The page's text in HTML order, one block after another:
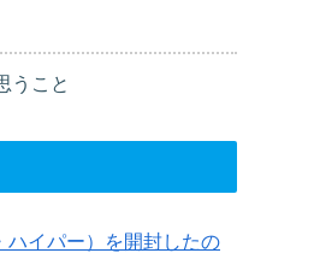
うこと
ハイパー）を開封したの